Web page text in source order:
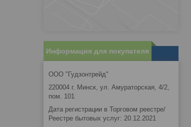
Информация для покупателя
ООО "Гудзонтрейд"
220004 г. Минск, ул. Амураторская, 4/2,
пом. 101
Дата регистрации в Торговом реестре/
Реестре бытовых услуг: 20.12.2021